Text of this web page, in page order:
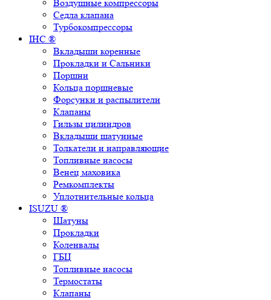
Воздушные компрессоры
Седла клапана
Турбокомпрессоры
IHC ®
Вкладыши коренные
Прокладки и Сальники
Поршни
Кольца поршневые
Форсунки и распылители
Клапаны
Гильзы цилиндров
Вкладыши шатунные
Толкатели и направляющие
Топливные насосы
Венец маховика
Ремкомплекты
Уплотнительные кольца
ISUZU ®
Шатуны
Прокладки
Коленвалы
ГБЦ
Топливные насосы
Термостаты
Клапаны